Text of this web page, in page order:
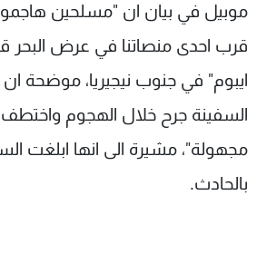
موبيل في بيان ان "مسلحين
قرب احدى منصاتنا في عرض البحر
ايبوم" في جنوب نيجيريا، موضحة
السفينة جرح خلال الهجوم
مجهولة"، مشيرة الى انها ابلغت
بالحادث.
البرامج
جدول البرامج
شاهد البرامج
الترددات
عن MTV
الإنـتـاج
لاعلاناتكم
وظائف